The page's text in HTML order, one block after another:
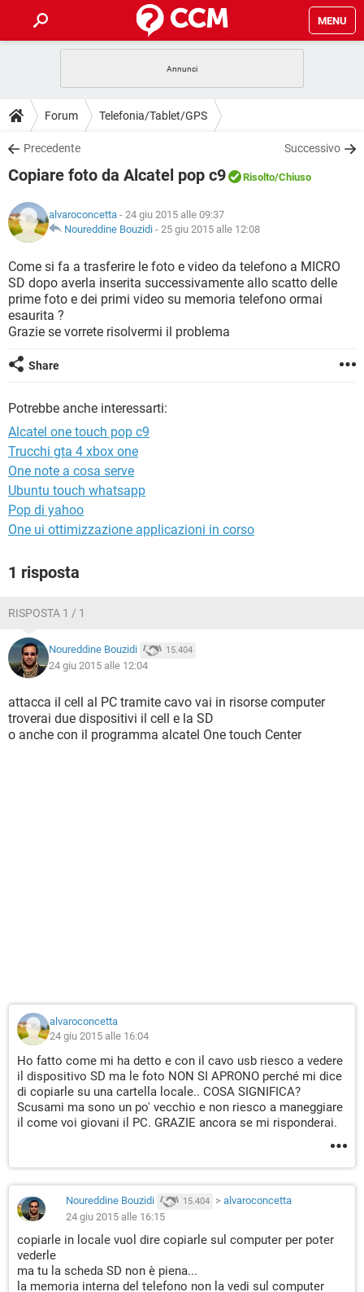
MENU
INTRATTENIMENTO ANDROID
iOS
INSTAGRAM WHATSAPP
TIKTOK
HARDWARE
GUIDE
COVID-19 GAMING
INSTAGRAM WHATSAPP
TIKTOK
HARDWARE
DOWNLOAD
COVID-19 GAMING
INTRATTENIMENTO
iOS WINDOWS 10
INSTAGRAM WHATSAPP
TIKTOK FACEBOOK
HARDWARE
FORUM
COVID-19 GAMING
INTRATTENIMENTO
iOS WINDOWS 10
INSTAGRAM WHATSAPP
TIKTOK FACEBOOK
HARDWARE
GLOSSARIO
COVID-19 GAMING
INTRATTENIMENTO ANDROID
iOS
TIKTOK
Forum Telefonia/Tablet/GPS
Precedente Successivo
Copiare foto da Alcatel pop c9 Risolto/Chiuso
alvaroconcetta - 24 giu 2015 alle 09:37
Noureddine Bouzidi - 25 giu 2015 alle 12:08
Come si fa a trasferire le foto e video da telefono a MICRO
SD dopo averla inserita successivamente allo scatto delle
prime foto e dei primi video su memoria telefono ormai
esaurita ?
Grazie se vorrete risolvermi il problema
Share
Potrebbe anche interessarti:
Alcatel one touch pop c9
Trucchi gta 4 xbox one
One note a cosa serve
Ubuntu touch whatsapp
Pop di yahoo
One ui ottimizzazione applicazioni in corso
1 risposta
RISPOSTA 1 / 1
Noureddine Bouzidi 15.404
24 giu 2015 alle 12:04
attacca il cell al PC tramite cavo vai in risorse computer
troverai due dispositivi il cell e la SD
o anche con il programma alcatel One touch Center
alvaroconcetta
24 giu 2015 alle 16:04
Ho fatto come mi ha detto e con il cavo usb riesco a vedere
il dispositivo SD ma le foto NON SI APRONO perché mi dice
di copiarle su una cartella locale.. COSA SIGNIFICA?
Scusami ma sono un po' vecchio e non riesco a maneggiare
il come voi giovani il PC. GRAZIE ancora se mi risponderai.
Noureddine Bouzidi 15.404 > alvaroconcetta
24 giu 2015 alle 16:15
copiarle in locale vuol dire copiarle sul computer per poter
vederle
ma tu la scheda SD non è piena...
la memoria interna del telefono non la vedi sul computer